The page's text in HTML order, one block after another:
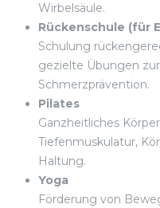
Wirbelsäule.
Rückenschule (für
Schulung
gezielte Übungen
Schmerzprävention.
Pilates
Ganzheitliches
Tiefenmuskulatur,
Haltung.
Yoga
Förderung von